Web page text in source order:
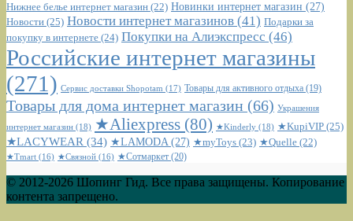
Нижнее белье интернет магазин (22) Новинки интернет магазин (27)
Новости (25) Новости интернет магазинов (41) Подарки за
покупку в интернете (24) Покупки на Алиэкспресс (46)
Российские интернет магазины
(271) Сервис доставки Shopotam (17) Товары для активного отдыха (19)
Товары для дома интернет магазин (66) Украшения
интернет магазин (18) ★Aliexpress (80) ★Kinderly (18) ★KupiVIP (25)
★LACYWEAR (34) ★LAMODA(27) ★myToys (23) ★Quelle (22)
★Tmart (16) ★Связной (16) ★Сотмаркет (20)
© 2012-2026 Шопинг Гид. Все права защищены. Копирование
контента запрещено.